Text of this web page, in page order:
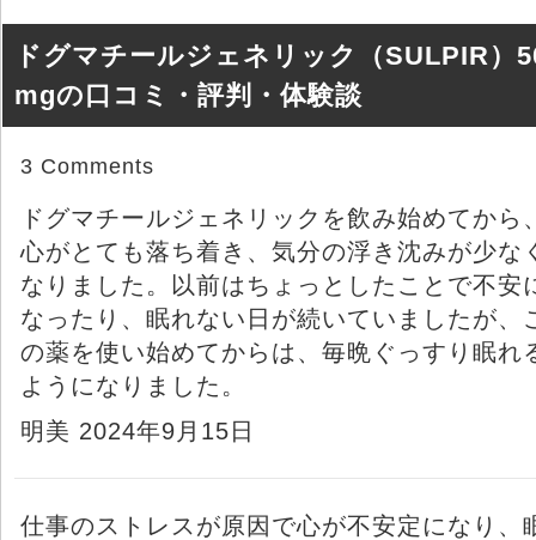
ドグマチールジェネリック（SULPIR）
mgの口コミ・評判・体験談
3 Comments
ドグマチールジェネリックを飲み始めてから
心がとても落ち着き、気分の浮き沈みが少な
なりました。以前はちょっとしたことで不安
なったり、眠れない日が続いていましたが、
の薬を使い始めてからは、毎晩ぐっすり眠れ
ようになりました。
明美 2024年9月15日
仕事のストレスが原因で心が不安定になり、